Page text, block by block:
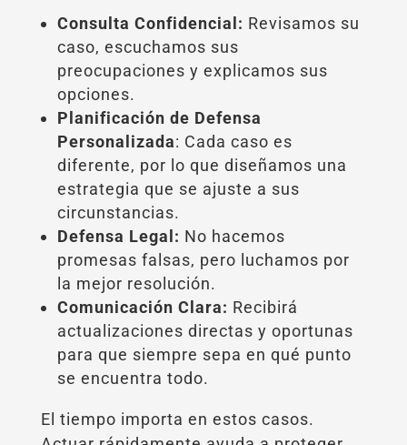
Consulta Confidencial: Revisamos su
caso, escuchamos sus
preocupaciones y explicamos sus
opciones.
Planificación de Defensa
Personalizada: Cada caso es
diferente, por lo que diseñamos una
estrategia que se ajuste a sus
circunstancias.
Defensa Legal: No hacemos
promesas falsas, pero luchamos por
la mejor resolución.
Comunicación Clara: Recibirá
actualizaciones directas y oportunas
para que siempre sepa en qué punto
se encuentra todo.
El tiempo importa en estos casos.